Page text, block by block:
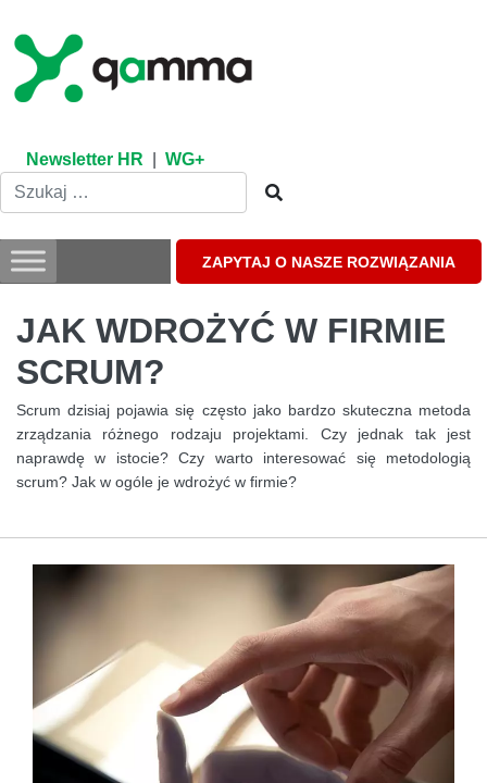
content
Newsletter HR WG+
ZAPYTAJ O NASZE ROZWIĄZANIA
JAK WDROŻYĆ W FIRMIE
SCRUM?
Scrum dzisiaj pojawia się często jako bardzo skuteczna metoda
zrządzania różnego rodzaju projektami. Czy jednak tak jest
naprawdę w istocie? Czy warto interesować się metodologią
scrum? Jak w ogóle je wdrożyć w firmie?